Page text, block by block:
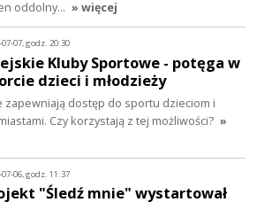
oddolny… » więcej
07-07, godz. 20:30
Kluby Sportowe - potęga w
dzieci i młodzieży
dostęp do sportu dzieciom i
Czy korzystają z tej możliwości? »
07-06, godz. 11:37
"Śledź mnie" wystartował